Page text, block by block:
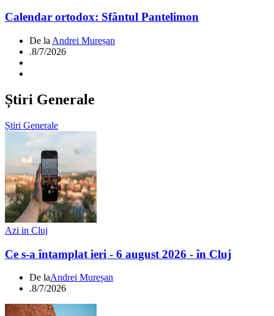
Calendar ortodox: Sfântul Pantelimon
De la Andrei Mureșan
.8/7/2026
Știri Generale
Știri Generale
Azi in Cluj
Ce s-a întamplat ieri - 6 august 2026 - în Cluj
De laAndrei Mureșan
.8/7/2026